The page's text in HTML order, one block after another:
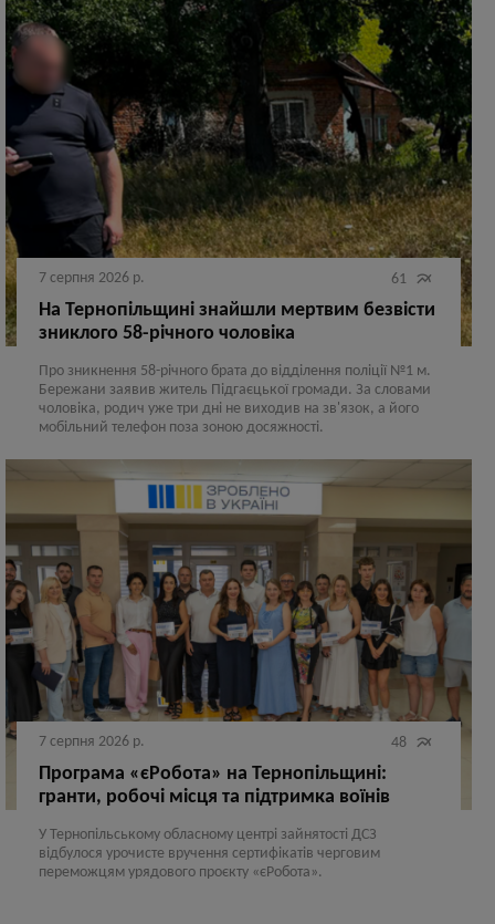
7 серпня 2026 р. 61 
На Тернопільщині знайшли мертвим безвісти
зниклого 58-річного чоловіка
Про зникнення 58-річного брата до відділення поліції №1 м.
Бережани заявив житель Підгаєцької громади. За словами
чоловіка, родич уже три дні не виходив на зв'язок, а його
мобільний телефон поза зоною досяжності.
7 серпня 2026 р. 48 
Програма «єРобота» на Тернопільщині:
гранти, робочі місця та підтримка воїнів
У Тернопільському обласному центрі зайнятості ДСЗ
відбулося урочисте вручення сертифікатів черговим
переможцям урядового проєкту «єРобота».